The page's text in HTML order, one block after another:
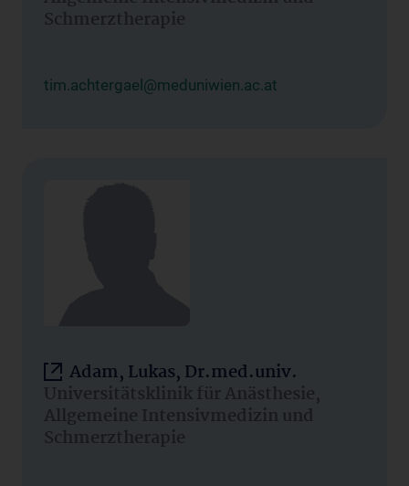
Schmerztherapie
tim.achtergael@meduniwien.ac.at
Adam, Lukas, Dr.med.univ.
Universitätsklinik für Anästhesie,
Allgemeine Intensivmedizin und
Schmerztherapie